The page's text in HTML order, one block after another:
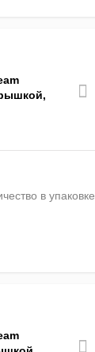
в упаковке